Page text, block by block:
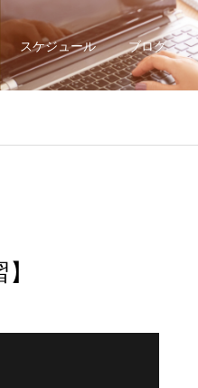
スケジュール ブログ